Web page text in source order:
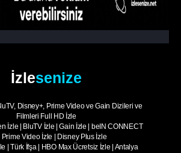
İzlesenize
Disney+, Prime Video ve Gain Dizileri ve
Filmleri Full HD İzle
İzle | BluTV İzle |Gain İzle | beIN CONNECT
Prime Video İzle | Disney Plus İzle
|Türk İfşa | HBO Max Ücretsiz İzle | Antalya